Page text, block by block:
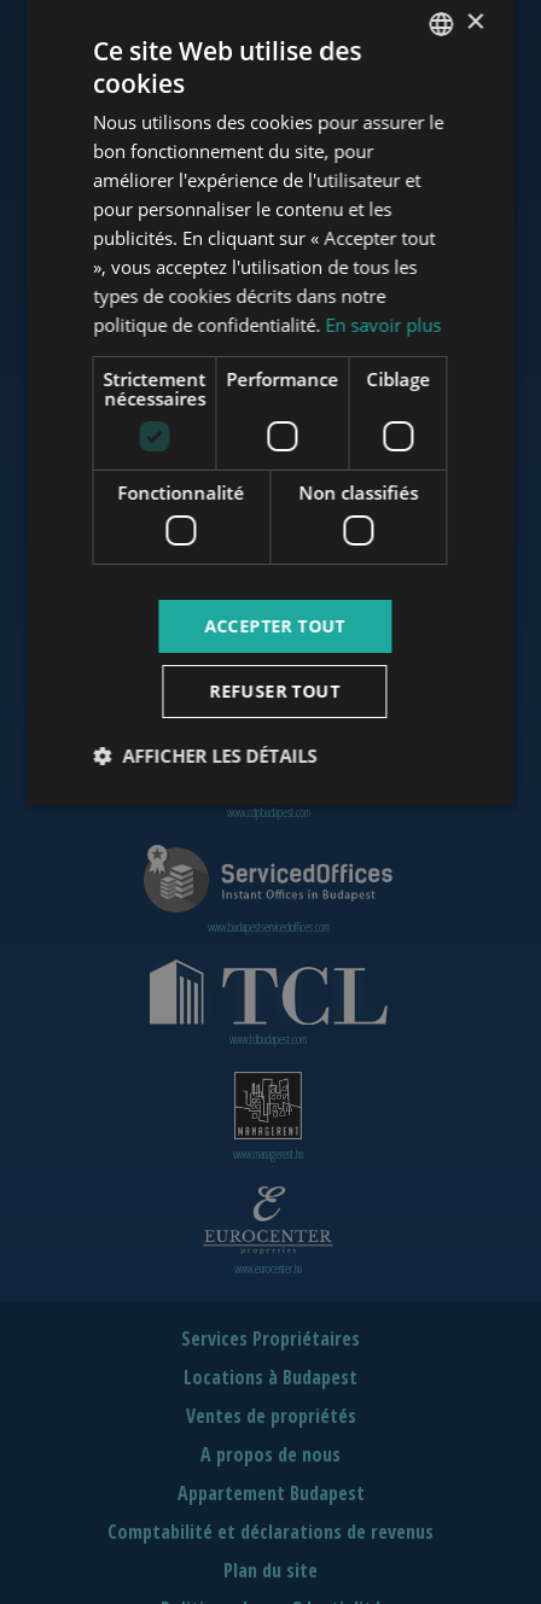
www.towerassistance.com
www.mybudapesthome.com
www.budapestluxuryapartments.hu
www.budapestoffices.net
www.cdpbudapest.com
www.budapestservicedoffices.com
www.tclbudapest.com
www.managerent.hu
www.eurocenter.hu
Services Propriétaires
Locations à Budapest
Ventes de propriétés
A propos de nous
Appartement Budapest
Comptabilité et déclarations de revenus
Plan du site
HUNGARIAN
FRENCH
ITALIAN
RUSSIAN
ARABIC
×
Ce site Web utilise des
cookies
Nous utilisons des cookies pour assurer le
bon fonctionnement du site, pour
améliorer l'expérience de l'utilisateur et
pour personnaliser le contenu et les
publicités. En cliquant sur « Accepter tout
», vous acceptez l'utilisation de tous les
types de cookies décrits dans notre
politique de confidentialité. En savoir plus
Strictement
nécessaires
Performance Ciblage
Fonctionnalité Non classifiés
ACCEPTER TOUT
REFUSER TOUT
AFFICHER LES DÉTAILS